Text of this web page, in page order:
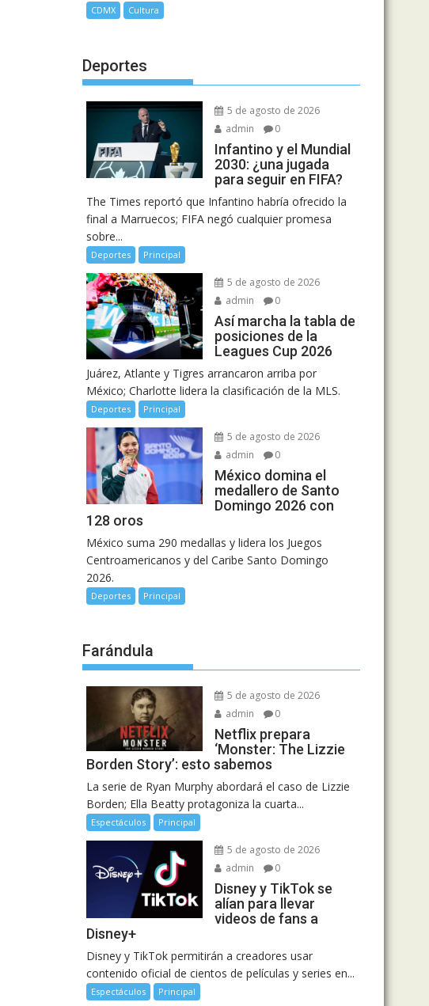
CDMX Cultura
Deportes
5 de agosto de 2026
admin
0
Infantino y el Mundial
2030: ¿una jugada
para seguir en FIFA?
The Times reportó que Infantino habría ofrecido la
final a Marruecos; FIFA negó cualquier promesa
sobre...
Deportes Principal
5 de agosto de 2026
admin
0
Así marcha la tabla de
posiciones de la
Leagues Cup 2026
Juárez, Atlante y Tigres arrancaron arriba por
México; Charlotte lidera la clasificación de la MLS.
Deportes Principal
5 de agosto de 2026
admin
0
México domina el
medallero de Santo
Domingo 2026 con
128 oros
México suma 290 medallas y lidera los Juegos
Centroamericanos y del Caribe Santo Domingo
2026.
Deportes Principal
Farándula
5 de agosto de 2026
admin
0
Netflix prepara
‘Monster: The Lizzie
Borden Story’: esto sabemos
La serie de Ryan Murphy abordará el caso de Lizzie
Borden; Ella Beatty protagoniza la cuarta...
Espectáculos Principal
5 de agosto de 2026
admin
0
Disney y TikTok se
alían para llevar
videos de fans a
Disney+
Disney y TikTok permitirán a creadores usar
contenido oficial de cientos de películas y series en...
Espectáculos Principal